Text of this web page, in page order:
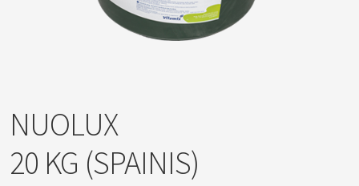
NUOLUX
20 KG (SPAINIS)